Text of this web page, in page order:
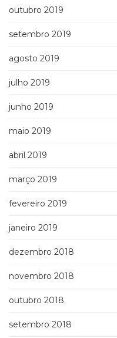
outubro 2019
setembro 2019
agosto 2019
julho 2019
junho 2019
maio 2019
abril 2019
março 2019
fevereiro 2019
janeiro 2019
dezembro 2018
novembro 2018
outubro 2018
setembro 2018